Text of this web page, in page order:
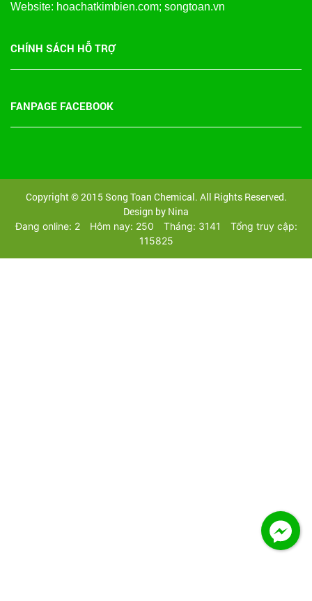
Website: hoachatkimbien.com; songtoan.vn
CHÍNH SÁCH HỖ TRỢ
FANPAGE FACEBOOK
Copyright © 2015 Song Toan Chemical. All Rights Reserved.
Design by Nina
Đang online: 2 Hôm nay: 250 Tháng: 3141
Tổng truy cập:
115825